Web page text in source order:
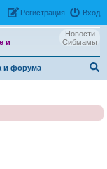
Вход
Рeгиcтpaция
Новости
Сибмамы
и
и форума